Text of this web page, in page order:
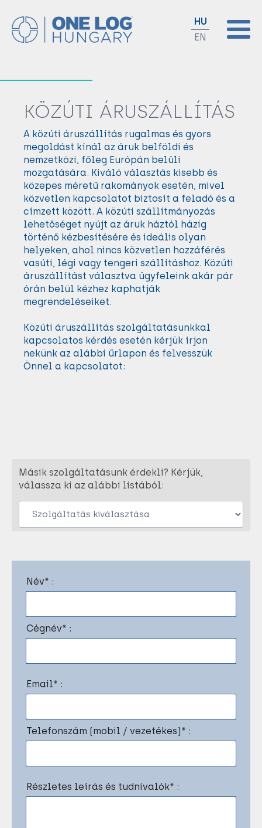
HU
EN
KÖZÚTI ÁRUSZÁLLÍTÁS
A közúti áruszállítás rugalmas és gyors
megoldást kínál az áruk belföldi és
nemzetközi, főleg Európán belüli
mozgatására. Kiváló választás kisebb és
közepes méretű rakományok esetén, mivel
közvetlen kapcsolatot biztosít a feladó és a
címzett között. A közúti szállítmányozás
lehetőséget nyújt az áruk háztól házig
történő kézbesítésére és ideális olyan
helyeken, ahol nincs közvetlen hozzáférés
vasúti, légi vagy tengeri szállításhoz. Közúti
áruszállítást választva ügyfeleink akár pár
órán belül kézhez kaphatják
megrendeléseiket.
Közúti áruszállítás szolgáltatásunkkal
kapcsolatos kérdés esetén kérjük írjon
nekünk az alábbi űrlapon és felvesszük
Önnel a kapcsolatot:
Másik szolgáltatásunk érdekli? Kérjük,
válassza ki az alábbi listából:
Név* :
Cégnév* :
Email* :
Telefonszám (mobil / vezetékes)* :
Részletes leírás és tudnivalók* :